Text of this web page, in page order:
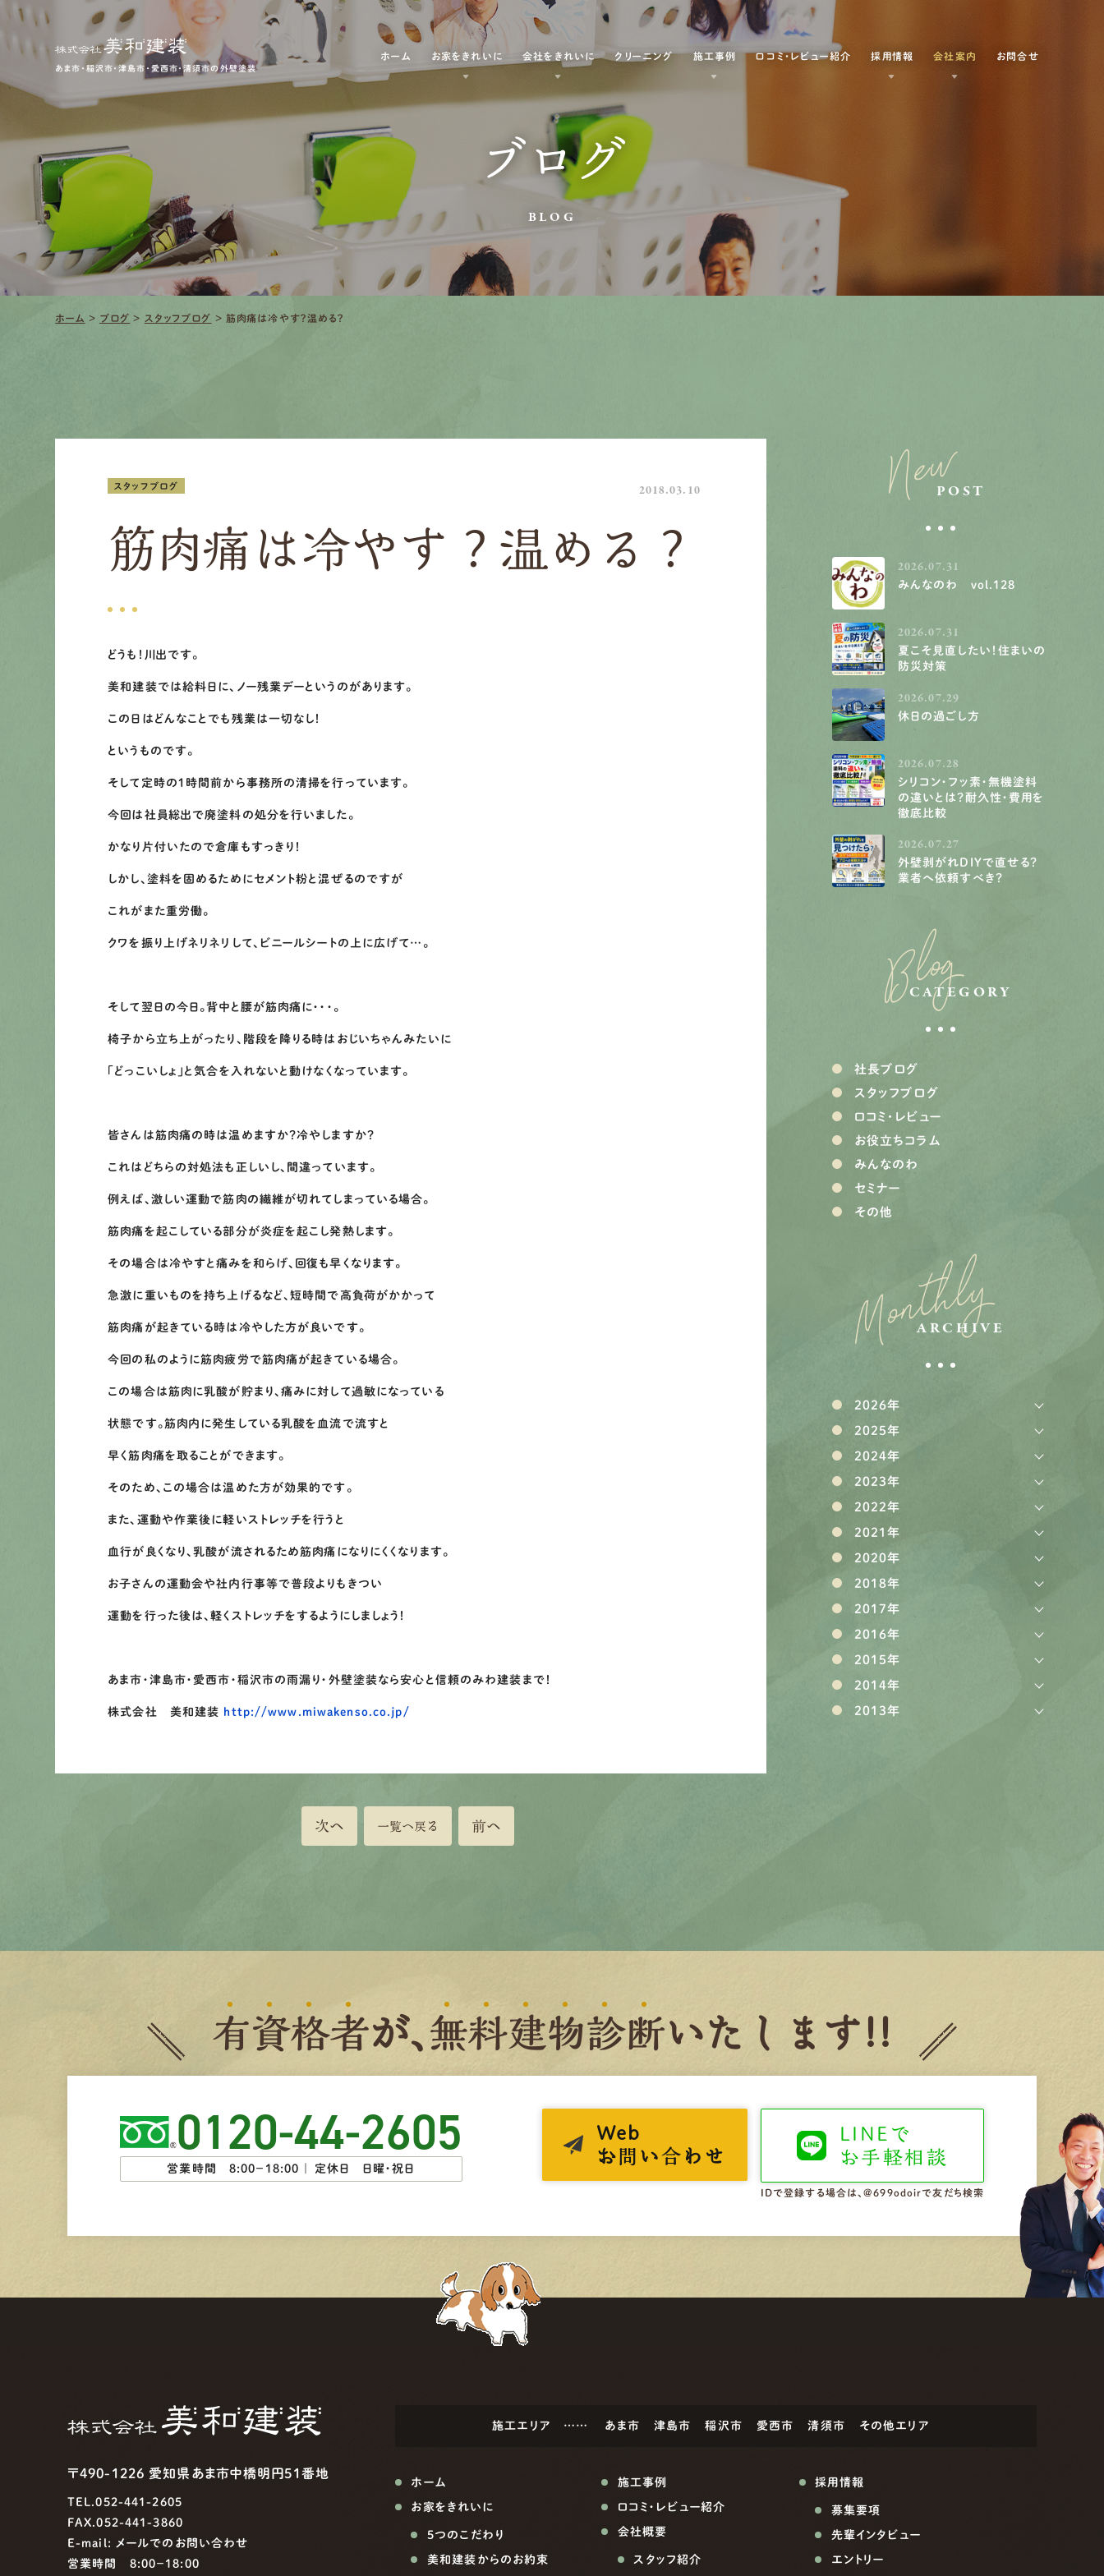
あま市・稲沢市・津島市・愛西市・清須市の外壁塗装
ホーム お家をきれいに 会社をきれいに クリーニング 施工事例 口コミ・レビュー紹介 採用情報 会社案内 お問合せ
ブログ
BLOG
ホーム > ブログ > スタッフブログ > 筋肉痛は冷やす？温める？
スタッフブログ 2018.03.10
筋肉痛は冷やす？温める？
どうも！川出です。
美和建装では給料日に、ノー残業デーというのがあります。
この日はどんなことでも残業は一切なし！
というものです。
そして定時の１時間前から事務所の清掃を行っています。
今回は社員総出で廃塗料の処分を行いました。
かなり片付いたので倉庫もすっきり！
しかし、塗料を固めるためにセメント粉と混ぜるのですが
これがまた重労働。
クワを振り上げネリネリして、ビニールシートの上に広げて…。
そして翌日の今日。背中と腰が筋肉痛に・・・。
椅子から立ち上がったり、階段を降りる時はおじいちゃんみたいに
「どっこいしょ」と気合を入れないと動けなくなっています。
皆さんは筋肉痛の時は温めますか？冷やしますか？
これはどちらの対処法も正しいし、間違っています。
例えば、激しい運動で筋肉の繊維が切れてしまっている場合。
筋肉痛を起こしている部分が炎症を起こし発熱します。
その場合は冷やすと痛みを和らげ、回復も早くなります。
急激に重いものを持ち上げるなど、短時間で高負荷がかかって
筋肉痛が起きている時は冷やした方が良いです。
今回の私のように筋肉疲労で筋肉痛が起きている場合。
この場合は筋肉に乳酸が貯まり、痛みに対して過敏になっている
状態です。筋肉内に発生している乳酸を血流で流すと
早く筋肉痛を取ることができます。
そのため、この場合は温めた方が効果的です。
また、運動や作業後に軽いストレッチを行うと
血行が良くなり、乳酸が流されるため筋肉痛になりにくくなります。
お子さんの運動会や社内行事等で普段よりもきつい
運動を行った後は、軽くストレッチをするようにしましょう！
あま市・津島市・愛西市・稲沢市の雨漏り・外壁塗装なら安心と信頼のみわ建装まで！
株式会社 美和建装 http://www.miwakenso.co.jp/
次へ 一覧へ戻る 前へ
NewPOST
2026.07.31
みんなのわ vol.128
2026.07.31
夏こそ見直したい！住まいの
防災対策
2026.07.29
休日の過ごし方
2026.07.28
シリコン・フッ素・無機塗料
の違いとは？耐久性・費用を
徹底比較
2026.07.27
外壁剥がれDIYで直せる？
業者へ依頼すべき？
Blog
CATEGORY
社長ブログ
スタッフブログ
口コミ・レビュー
お役立ちコラム
みんなのわ
セミナー
その他
Monthly
ARCHIVE
2026年
2025年
2024年
2023年
2022年
2021年
2020年
2018年
2017年
2016年
2015年
2014年
2013年
有資格者が、 無料建物診断いたします!!
0120-44-2605
営業時間 8:00−18:00 ｜ 定休日 日曜・祝日
Web
お問い合わせ
LINEで
お手軽相談
IDで登録する場合は、@699odoirで友だち検索
〒490-1226 愛知県あま市中橋明円51番地
TEL.052-441-2605
FAX.052-441-3860
E-mail: メールでのお問い合わせ
営業時間 8:00−18:00
施工エリア …… あま市 津島市 稲沢市 愛西市 清須市 その他エリア
ホーム
お家をきれいに
5つのこだわり
美和建装からのお約束
施工事例
口コミ・レビュー紹介
会社概要
スタッフ紹介
採用情報
募集要項
先輩インタビュー
エントリー